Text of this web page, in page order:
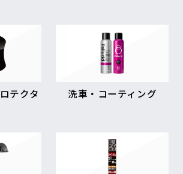
テクタ
洗車・コーティング